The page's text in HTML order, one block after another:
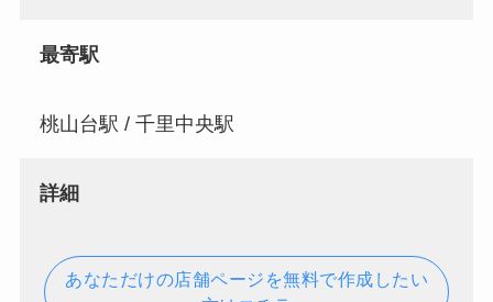
最寄駅
桃山台駅 / 千里中央駅
詳細
あなただけの店舗ページを無料で作成したい